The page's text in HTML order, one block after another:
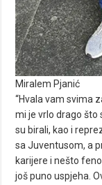
Miralem Pjanić
“Hvala vam svima
mi je vrlo drago što
su birali, kao i
sa Juventusom, a
karijere i nešto
još puno uspjeha.